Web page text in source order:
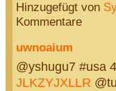
Hinzugefügt von
Kommentare
uwnoaium
@yshugu7 #usa
JLKZYJXLLR